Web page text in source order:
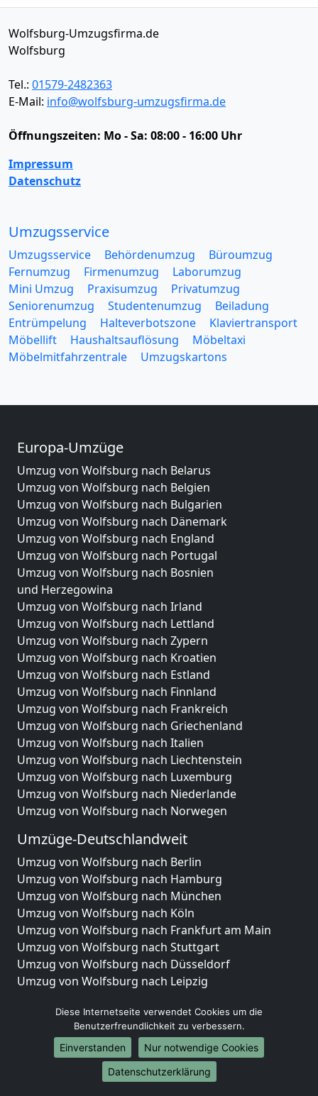
Wolfsburg-Umzugsfirma.de
Wolfsburg
Tel.: 01579-2482363
E-Mail: info@wolfsburg-umzugsfirma.de
Öffnungszeiten: Mo - Sa: 08:00 - 16:00 Uhr
Impressum
Datenschutz
Umzugsservice
Umzugsservice Behördenumzug
Büroumzug
Fernumzug
Firmenumzug
Laborumzug
Mini Umzug
Praxisumzug
Privatumzug
Seniorenumzug
Studentenumzug
Beiladung
Entrümpelung
Halteverbotszone
Klaviertransport
Möbellift
Haushaltsauflösung
Möbeltaxi
Möbelmitfahrzentrale
Umzugskartons
Europa-Umzüge
Umzug von Wolfsburg nach Belarus
Umzug von Wolfsburg nach Belgien
Umzug von Wolfsburg nach Bulgarien
Umzug von Wolfsburg nach Dänemark
Umzug von Wolfsburg nach England
Umzug von Wolfsburg nach Portugal
Umzug von Wolfsburg nach Bosnien
und Herzegowina
Umzug von Wolfsburg nach Irland
Umzug von Wolfsburg nach Lettland
Umzug von Wolfsburg nach Zypern
Umzug von Wolfsburg nach Kroatien
Umzug von Wolfsburg nach Estland
Umzug von Wolfsburg nach Finnland
Umzug von Wolfsburg nach Frankreich
Umzug von Wolfsburg nach Griechenland
Umzug von Wolfsburg nach Italien
Umzug von Wolfsburg nach Liechtenstein
Umzug von Wolfsburg nach Luxemburg
Umzug von Wolfsburg nach Niederlande
Umzug von Wolfsburg nach Norwegen
Umzüge-Deutschlandweit
Umzug von Wolfsburg nach Berlin
Umzug von Wolfsburg nach Hamburg
Umzug von Wolfsburg nach München
Umzug von Wolfsburg nach Köln
Umzug von Wolfsburg nach Frankfurt am Main
Umzug von Wolfsburg nach Stuttgart
Umzug von Wolfsburg nach Düsseldorf
Umzug von Wolfsburg nach Leipzig
Umzug von Wolfsburg nach Essen
Umzug von Wolfsburg nach Bremen
Umzug von Wolfsburg nach Dresden
Umzug von Wolfsburg nach Hannover
Umzug von Wolfsburg nach Nürnberg
Diese Internetseite verwendet Cookies um die
Benutzerfreundlichkeit zu verbessern.
Einverstanden
Nur notwendige Cookies
Datenschutzerklärung